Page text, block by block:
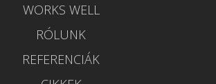
WORKS WELL
RÓLUNK
REFERENCIÁK